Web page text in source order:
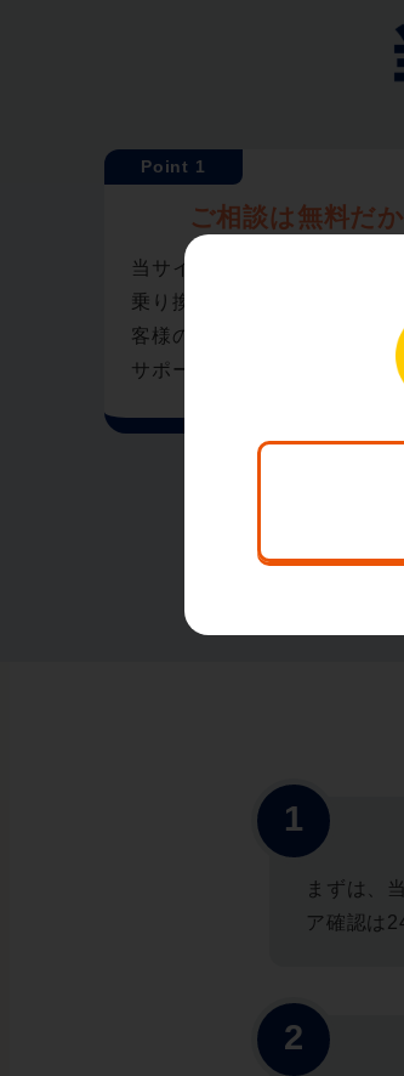
ご相談は無料だ
当サイトでは、光回線・Wi-
乗り換えに関するお手続きを
客様の“快適なインターネット
サポートいたします。
まずは、
ア確認は